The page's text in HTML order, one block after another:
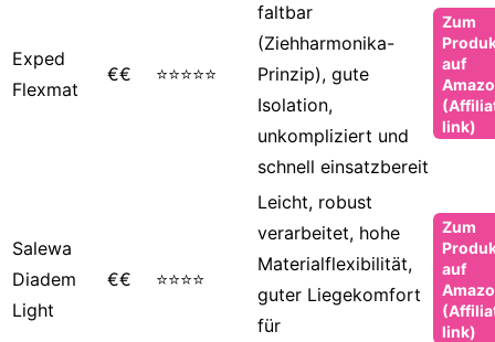
Exped
Flexmat
€€ ⭐⭐⭐⭐⭐
faltbar
(Ziehharmonika-
Prinzip), gute
Isolation,
unkompliziert und
schnell einsatzbereit
Zum
auf
link)
Salewa
Diadem
Light
€€ ⭐⭐⭐⭐
Leicht, robust
verarbeitet, hohe
Materialflexibilität,
guter Liegekomfort
für
Zum
auf
link)